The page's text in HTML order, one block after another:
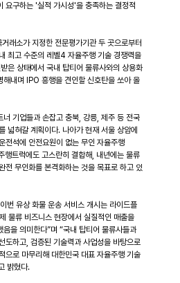
요구하는 '실적 가시성'을 충족하는 결정적
래소가 지정한 전문평가기관 두 곳으로부터
최고 수준의 레벨4 자율주행 기술 경쟁력을
은 상태에서 국내 탑티어 물류사와의 상용화
해내며 IPO 흥행을 견인할 신호탄을 쏘아 올
너 기업들과 손잡고 충북, 강릉, 제주 등 전국
넓혀갈 계획이다. 나아가 현재 서울 상암에
전석에 안전요원이 없는 무인 자율주행
트럭에도 고스란히 결합해, 내년에는 물류
전 무인화를 본격화하는 것을 목표로 하고 있
번 유상 화물 운송 서비스 개시는 라이드플
물류 비즈니스 현장에서 실질적인 매출을
을 의미한다”며 “국내 탑티어 물류사들과
도하고, 검증된 기술력과 사업성을 바탕으로
으로 마무리해 대한민국 대표 자율주행 기술
밝혔다.